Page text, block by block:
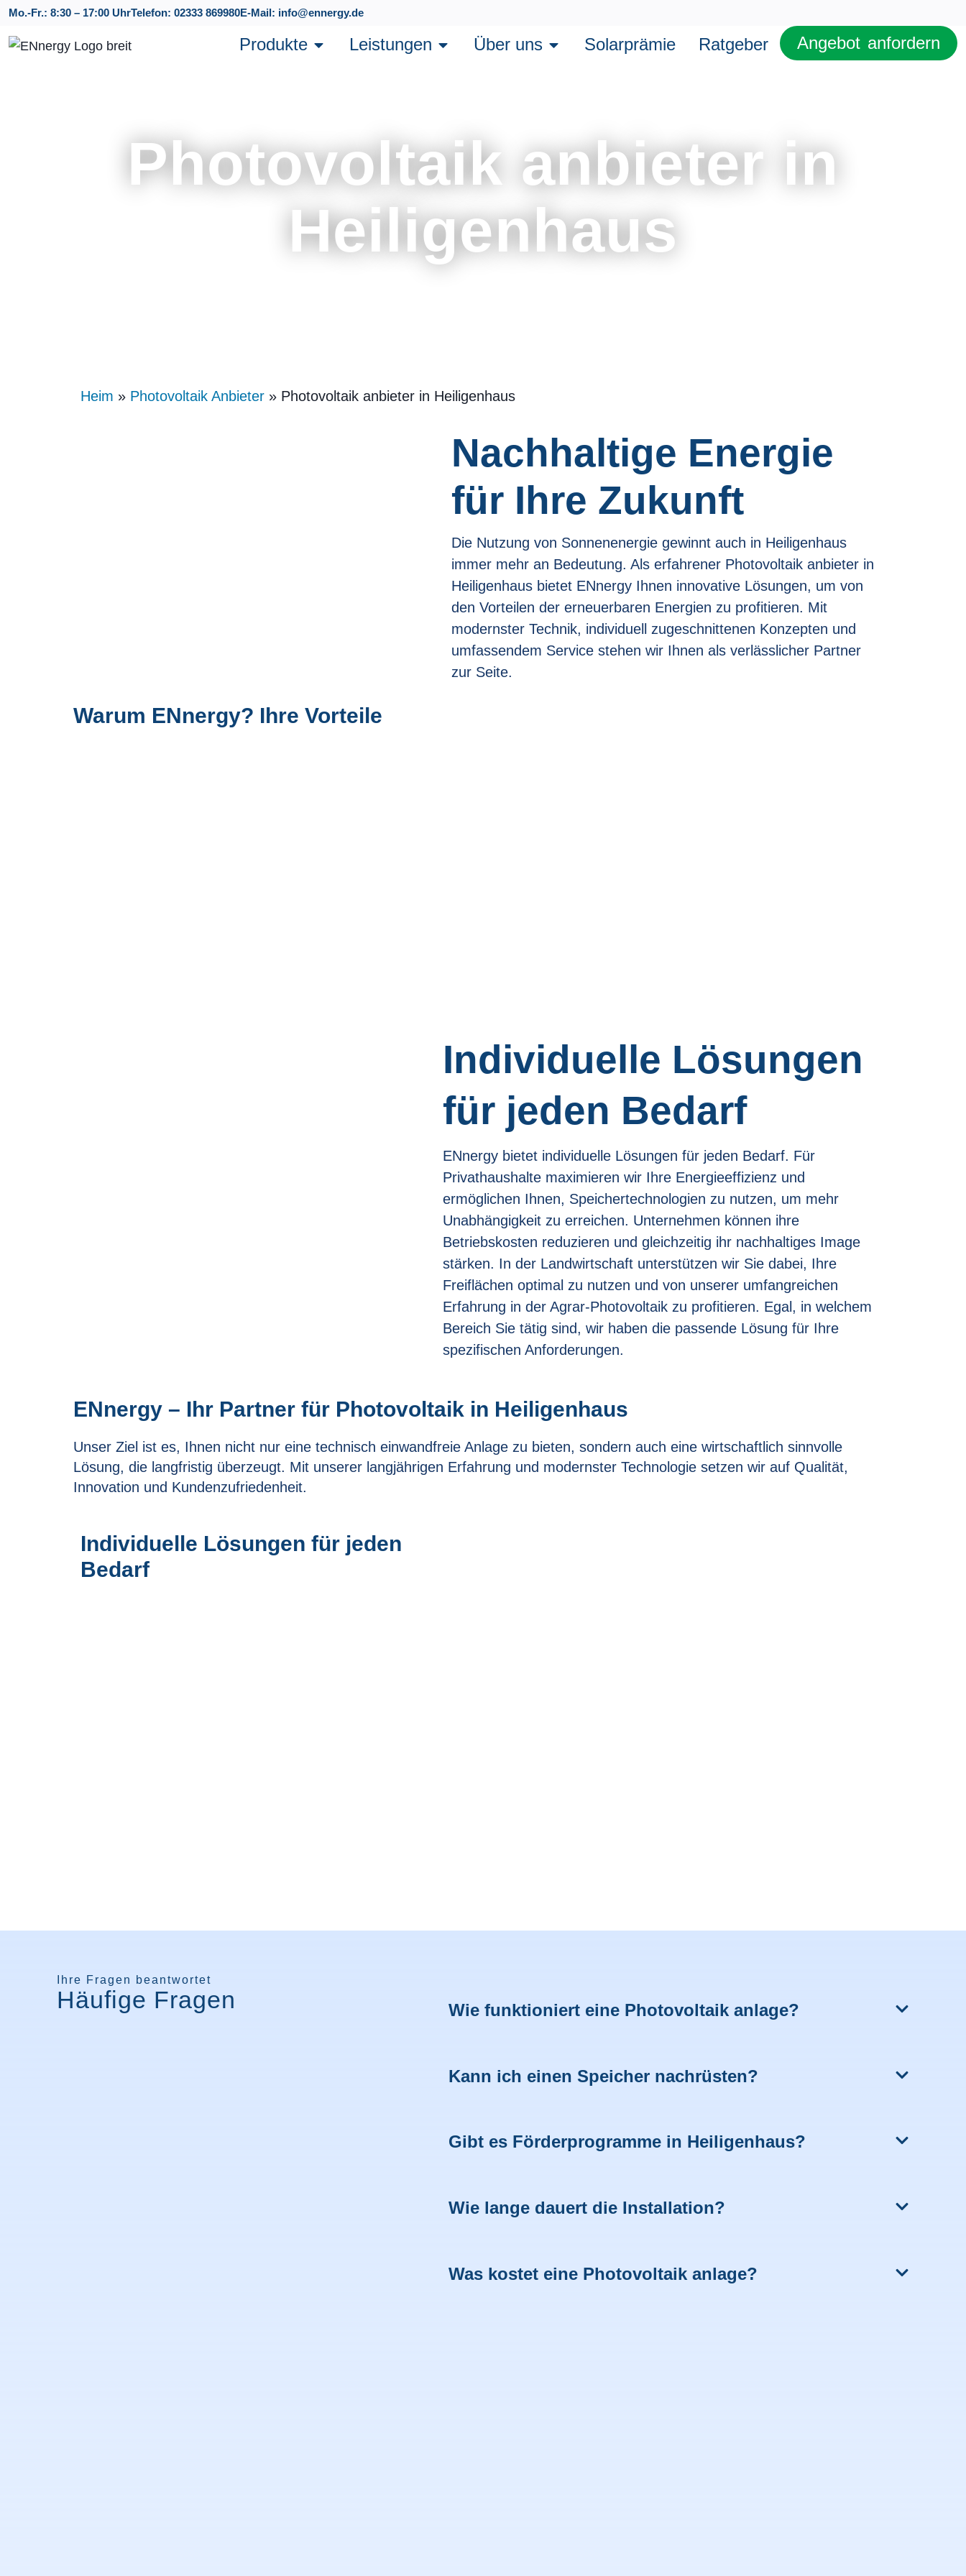
Mo.-Fr.: 8:30 – 17:00 UhrTelefon: 02333 869980E-Mail: info@ennergy.de
Produkte Leistungen Über uns Solarprämie Ratgeber Angebot anfordern
Photovoltaik anbieter in
Heiligenhaus
Heim » Photovoltaik Anbieter » Photovoltaik anbieter in Heiligenhaus
Nachhaltige Energie
für Ihre Zukunft
Die Nutzung von Sonnenenergie gewinnt auch in Heiligenhaus
immer mehr an Bedeutung. Als erfahrener Photovoltaik anbieter in
Heiligenhaus bietet ENnergy Ihnen innovative Lösungen, um von
den Vorteilen der erneuerbaren Energien zu profitieren. Mit
modernster Technik, individuell zugeschnittenen Konzepten und
umfassendem Service stehen wir Ihnen als verlässlicher Partner
zur Seite.
Warum ENnergy? Ihre Vorteile
Individuelle Lösungen
für jeden Bedarf
ENnergy bietet individuelle Lösungen für jeden Bedarf. Für
Privathaushalte maximieren wir Ihre Energieeffizienz und
ermöglichen Ihnen, Speichertechnologien zu nutzen, um mehr
Unabhängigkeit zu erreichen. Unternehmen können ihre
Betriebskosten reduzieren und gleichzeitig ihr nachhaltiges Image
stärken. In der Landwirtschaft unterstützen wir Sie dabei, Ihre
Freiflächen optimal zu nutzen und von unserer umfangreichen
Erfahrung in der Agrar-Photovoltaik zu profitieren. Egal, in welchem
Bereich Sie tätig sind, wir haben die passende Lösung für Ihre
spezifischen Anforderungen.
ENnergy – Ihr Partner für Photovoltaik in Heiligenhaus
Unser Ziel ist es, Ihnen nicht nur eine technisch einwandfreie Anlage zu bieten, sondern auch eine wirtschaftlich sinnvolle
Lösung, die langfristig überzeugt. Mit unserer langjährigen Erfahrung und modernster Technologie setzen wir auf Qualität,
Innovation und Kundenzufriedenheit.
Individuelle Lösungen für jeden
Bedarf
Ihre Fragen beantwortet
Häufige Fragen Wie funktioniert eine Photovoltaik anlage?
Kann ich einen Speicher nachrüsten?
Gibt es Förderprogramme in Heiligenhaus?
Wie lange dauert die Installation?
Was kostet eine Photovoltaik anlage?